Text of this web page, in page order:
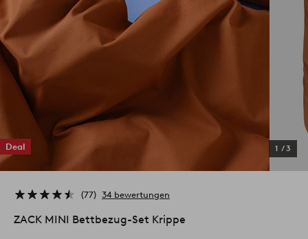
Deal 1 /3
77 34 bewertungen
ZACK MINI Bettbezug-Set Krippe